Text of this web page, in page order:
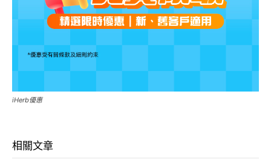
iHerb優惠
相關文章